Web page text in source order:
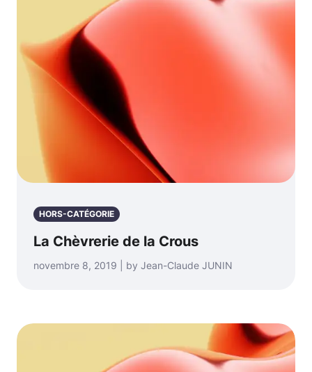
HORS-CATÉGORIE
La Chèvrerie de la Crous
novembre 8, 2019 | by Jean-Claude JUNIN